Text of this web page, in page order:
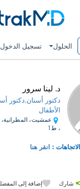
الحلول تسجيل
د. لينا سرور
دكتور أسنان,دكتور
الأطفال
عمشيت، المطرانية،
، ط1
: انقر هنا
شارك إضافة إلى